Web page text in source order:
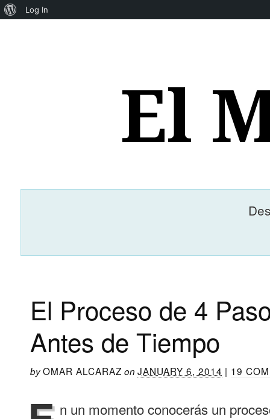
El
El Proceso de 4
Antes de Tiempo
byOMAR ALCARAZ onJANUARY 6, 2014 | 19
n un momento conocerás un
About
Log In